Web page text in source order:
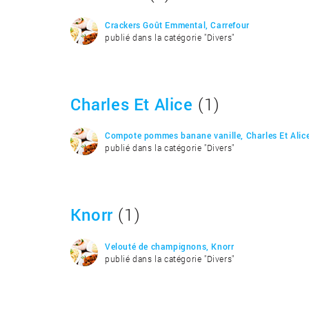
Crackers Goût Emmental, Carrefour
publié dans la catégorie "Divers"
Charles Et Alice (1)
Compote pommes banane vanille, Charles Et
publié dans la catégorie "Divers"
Knorr (1)
Velouté de champignons, Knorr
publié dans la catégorie "Divers"